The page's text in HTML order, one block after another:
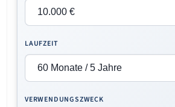
LAUFZEIT
VERWENDUNGSZWECK